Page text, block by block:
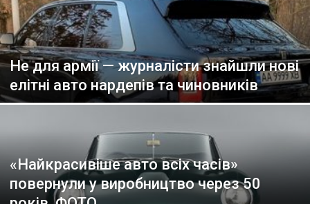
Не для армії — журналісти знайшли нові
елітні авто нардепів та чиновників
«Найкрасивіше авто всіх часів»
повернули у виробництво через 50